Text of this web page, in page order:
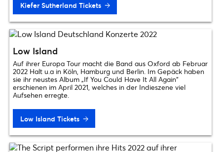
Kiefer Sutherland Tickets
Low Island
Auf ihrer Europa Tour macht die Band aus Oxford ab Februar
2022 Halt u.a in Köln, Hamburg und Berlin. Im Gepäck haben
sie ihr neustes Album „If You Could Have It All Again“
erschienen im April 2021, welches in der Indieszene viel
Aufsehen erregte.
Low Island Tickets